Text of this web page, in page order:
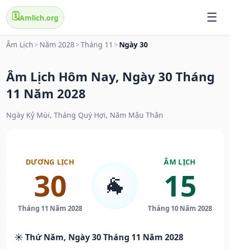
🗓️Amlich.org
Âm Lịch > Năm 2028>Tháng 11 > Ngày 30
Âm Lịch Hôm Nay, Ngày 30 Tháng
11 Năm 2028
Ngày Kỷ Mùi, Tháng Quý Hợi, Năm Mậu Thân
DƯƠNG LỊCH
30
Tháng 11 Năm 2028
🐐
ÂM LỊCH
15
Tháng 10 Năm 2028
☀️ Thứ Năm, Ngày 30 Tháng 11 Năm 2028